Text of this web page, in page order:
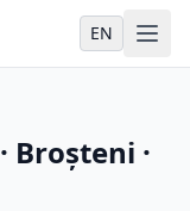
EN
· Broșteni ·